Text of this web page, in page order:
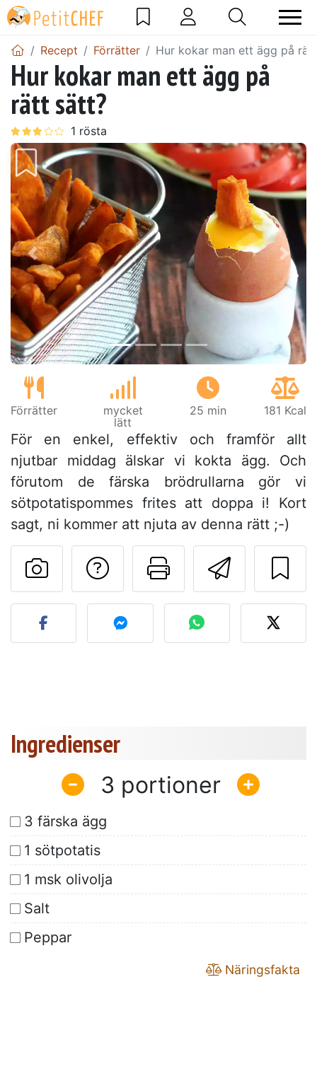
Recept Förrätter Hur kokar man ett ägg på
Hur kokar man ett ägg på
rätt sätt?
Föregående
Förrätter
mycket
lätt
25 min 181 Kcal
För en enkel, effektiv och framför allt
njutbar middag älskar vi kokta ägg. Och
förutom de färska brödrullarna gör vi
sötpotatispommes frites att doppa i! Kort
sagt, ni kommer att njuta av denna rätt ;-)
Skriv ut
Ställa en fråga till
Lägg upp ditt foto av
Ingredienser
3
3 färska ägg
1 sötpotatis
1 msk olivolja
Salt
Peppar
Näringsfakta